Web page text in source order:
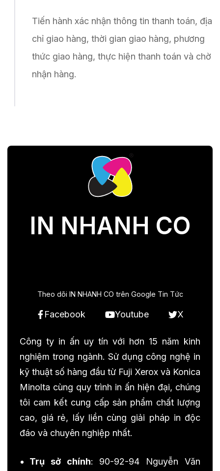
Tiến hành xác nhận thông tin thanh toán, địa
chỉ giao hàng, thời gian giao hàng, phương
thức giao hàng, thực hiện thanh toán và chờ
nhận hàng.
IN NHANH CO
Theo dõi IN NHANH CO trên Google Tin Tức
Facebook Youtube X
Công ty in ấn uy tín với hơn 15 năm kinh
nghiệm trong ngành. Sử dụng công nghệ in
kỹ thuật số hàng đầu từ Fuji Xerox và Konica
Minolta cùng quy trình in ấn hiện đại, chúng
tôi cam kết cung cấp sản phẩm chất lượng
cao, giá rẻ, lấy liền cùng giải pháp in độc
đáo và chuyên nghiệp nhất.
Trụ sở chính: 90-92-94 Nguyễn Văn